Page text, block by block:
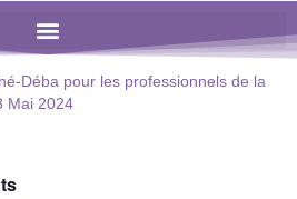
Déba pour les professionnels de la
Mai 2024